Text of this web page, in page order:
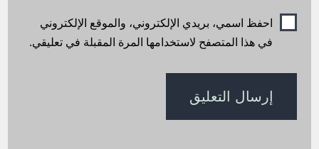
احفظ اسمي، بريدي الإلكتروني، والموقع الإلكتروني
في هذا المتصفح لاستخدامها المرة المقبلة في تعليقي.